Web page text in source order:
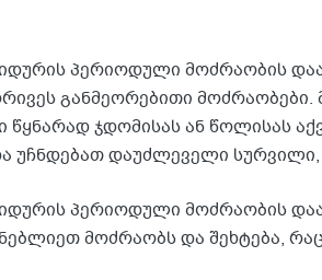
პერიოდული მოძრაობის
განმეორებითი მოძრაობები.
წყნარად ჯდომისას ან წოლისას
უჩნდებათ დაუძლეველი
პერიოდული მოძრაობის
მოძრაობს და შეხტება,